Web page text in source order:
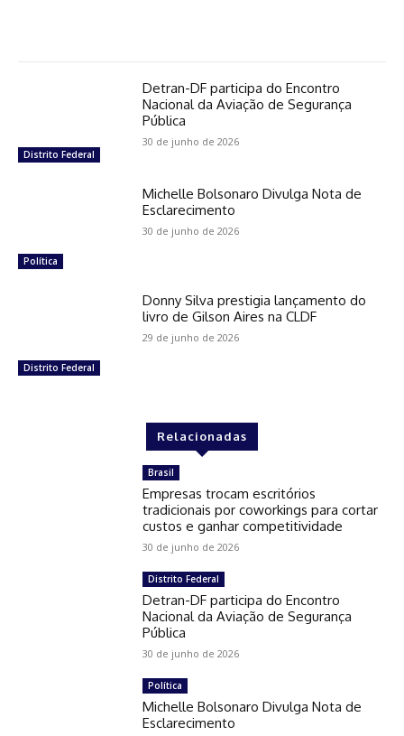
Distrito Federal
Detran-DF participa do Encontro
Nacional da Aviação de Segurança
Pública
30 de junho de 2026
Política
Michelle Bolsonaro Divulga Nota de
Esclarecimento
30 de junho de 2026
Distrito Federal
Donny Silva prestigia lançamento do
livro de Gilson Aires na CLDF
29 de junho de 2026
Relacionadas
Brasil
Empresas trocam escritórios
tradicionais por coworkings para cortar
custos e ganhar competitividade
30 de junho de 2026
Distrito Federal
Detran-DF participa do Encontro
Nacional da Aviação de Segurança
Pública
30 de junho de 2026
Política
Michelle Bolsonaro Divulga Nota de
Esclarecimento